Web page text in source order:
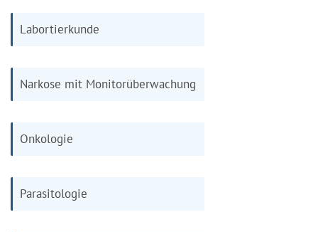
Labortierkunde
Narkose mit Monitorüberwachung
Onkologie
Parasitologie